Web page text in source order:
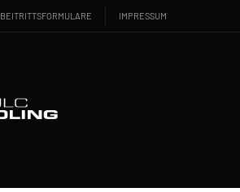
BEITRITTSFORMULARE IMPRESSUM